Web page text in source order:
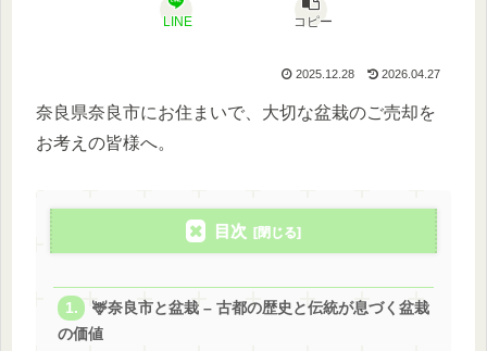
LINE コピー
2025.12.28 2026.04.27
奈良県奈良市にお住まいで、大切な盆栽のご売却を
お考えの皆様へ。
目次
🦌奈良市と盆栽 – 古都の歴史と伝統が息づく盆栽
の価値